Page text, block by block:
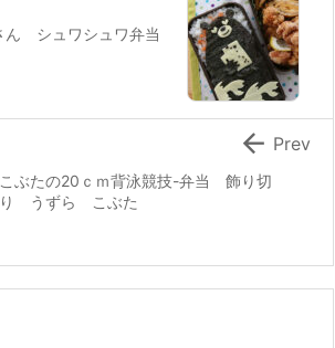
ん シュワシュワ弁当
こぶたの20ｃｍ背泳競技-弁当 飾り切
り うずら こぶた
 Prev